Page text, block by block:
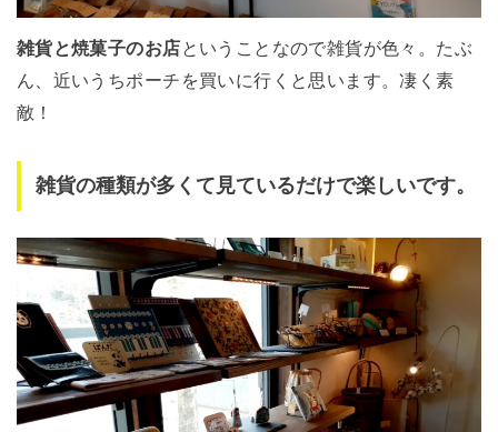
雑貨と焼菓子のお店ということなので雑貨が色々。たぶ
ん、近いうちポーチを買いに行くと思います。凄く素
敵！
雑貨の種類が多くて見ているだけで楽しいです。